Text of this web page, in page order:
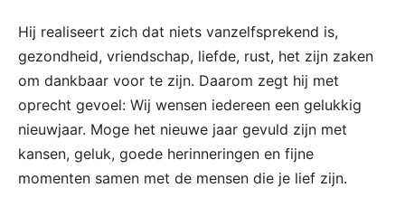
Hij realiseert zich dat niets vanzelfsprekend is,
gezondheid, vriendschap, liefde, rust, het zijn zaken
om dankbaar voor te zijn. Daarom zegt hij met
oprecht gevoel: Wij wensen iedereen een gelukkig
nieuwjaar. Moge het nieuwe jaar gevuld zijn met
kansen, geluk, goede herinneringen en fijne
momenten samen met de mensen die je lief zijn.